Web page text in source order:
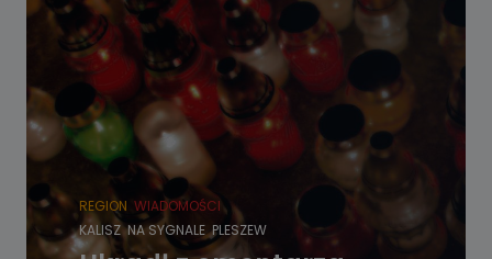
REGION WIADOMOŚCI
KALISZ NA SYGNALE PLESZEW